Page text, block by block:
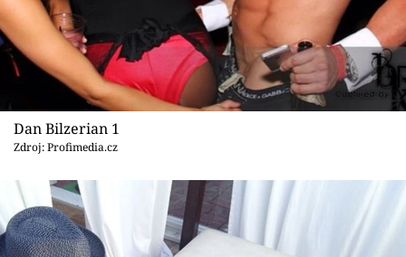
Videa
Sledujte prima+
Přihlášení
Sledujte nás
Dan Bilzerian 1
Zdroj: Profimedia.cz